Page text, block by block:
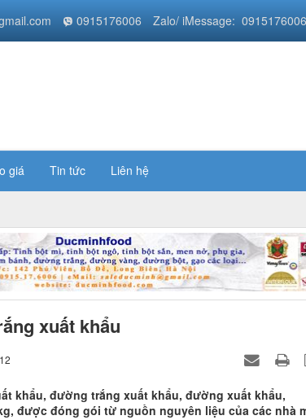
giá Tin tức Liên hệ
0915176006 Zalo/ iMessage: 0915176006
xuất khẩu
khẩu, đường trắng xuất khẩu, đường xuất khẩu,
được đóng gói từ nguồn nguyên liệu của các nhà